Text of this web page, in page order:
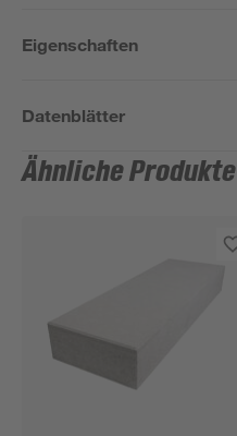
Eigenschaften
Datenblätter
Ähnliche Produkte